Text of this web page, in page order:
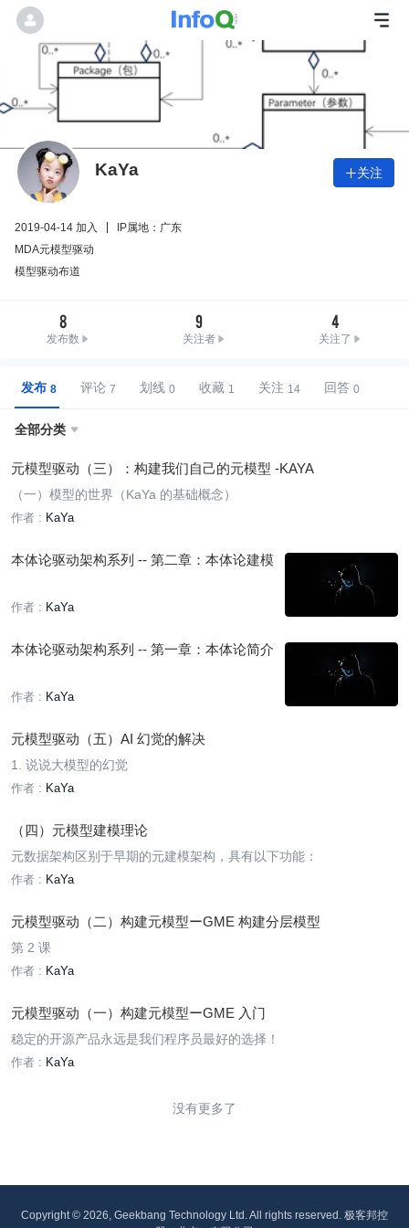
KaYa 关注
2019-04-14 加入
IP属地：广东
MDA元模型驱动
模型驱动布道
8
发布数
9
关注者
4
关注了
发布 评论 划线 收藏 关注 回答
全部分类 
元模型驱动（三）：构建我们自己的元模型 -KAYA
（一）模型的世界（KaYa 的基础概念）
作者 : KaYa
本体论驱动架构系列 -- 第二章：本体论建模
作者 : KaYa
本体论驱动架构系列 -- 第一章：本体论简介
作者 : KaYa
元模型驱动（五）AI 幻觉的解决
1. 说说大模型的幻觉
作者 : KaYa
（四）元模型建模理论
元数据架构区别于早期的元建模架构，具有以下功能：
作者 : KaYa
元模型驱动（二）构建元模型ーGME 构建分层模型
第 2 课
作者 : KaYa
元模型驱动（一）构建元模型ーGME 入门
稳定的开源产品永远是我们程序员最好的选择！
作者 : KaYa
没有更多了
Copyright © 2026, Geekbang Technology Ltd. All rights reserved. 极客邦控